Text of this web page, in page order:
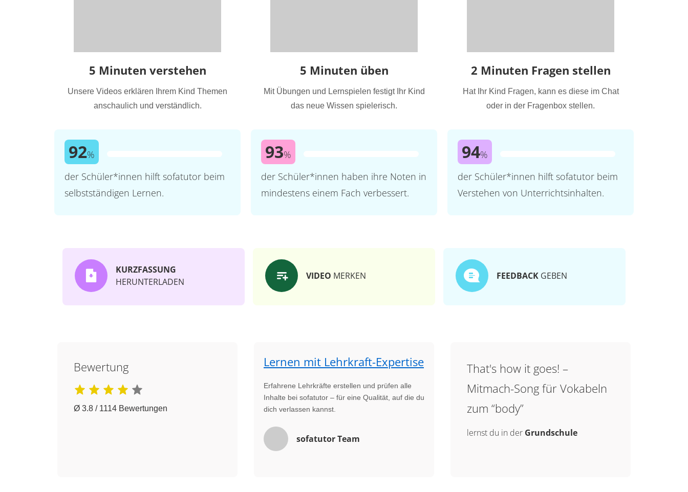
5 Minuten verstehen
Unsere Videos erklären Ihrem Kind Themen
anschaulich und verständlich.
92%
der Schüler*innen hilft sofatutor beim
selbstständigen Lernen.
5 Minuten üben
Mit Übungen und Lernspielen festigt Ihr Kind
das neue Wissen spielerisch.
93%
der Schüler*innen haben ihre Noten in
mindestens einem Fach verbessert.
2 Minuten Fragen stellen
Hat Ihr Kind Fragen, kann es diese im Chat
oder in der Fragenbox stellen.
94%
der Schüler*innen hilft sofatutor beim
Verstehen von Unterrichtsinhalten.
KURZFASSUNG
HERUNTERLADEN
VIDEO MERKEN FEEDBACK GEBEN
Bewertung
Ø 3.8 / 1114 Bewertungen
Lernen mit Lehrkraft-Expertise
Erfahrene Lehrkräfte erstellen und prüfen alle
Inhalte bei sofatutor – für eine Qualität, auf die du
dich verlassen kannst.
sofatutor Team
That's how it goes! –
Mitmach-Song für Vokabeln
zum “body”
lernst du in der Grundschule